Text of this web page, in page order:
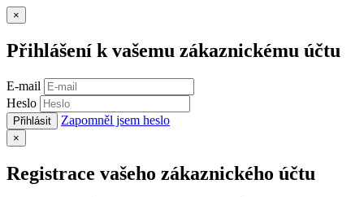
×
Přihlášení k vašemu zákaznickému účtu
E-mail
Heslo
Přihlásit Zapomněl jsem heslo
×
Registrace vašeho zákaznického účtu